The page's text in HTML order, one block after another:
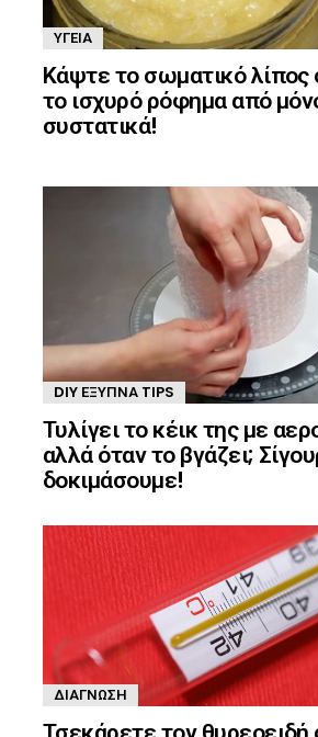
ΥΓΕΊΑ
Κάψτε το σωματικό λίπος
το ισχυρό ρόφημα από
συστατικά!
DIY ΈΞΥΠΝΑ TIPS
Τυλίγει το κέικ της με
αλλά όταν το βγάζει;
δοκιμάσουμε!
ΔΙΆΓΝΩΣΗ